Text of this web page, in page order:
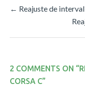
← Reajuste de
2 COMMENTS ON “
CORSA C”